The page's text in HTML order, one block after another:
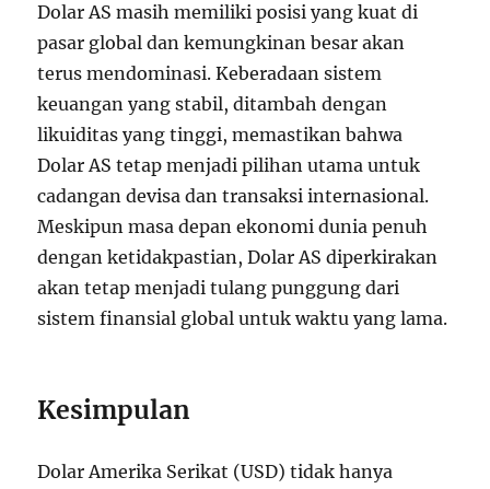
Dolar AS masih memiliki posisi yang kuat di
pasar global dan kemungkinan besar akan
terus mendominasi. Keberadaan sistem
keuangan yang stabil, ditambah dengan
likuiditas yang tinggi, memastikan bahwa
Dolar AS tetap menjadi pilihan utama untuk
cadangan devisa dan transaksi internasional.
Meskipun masa depan ekonomi dunia penuh
dengan ketidakpastian, Dolar AS diperkirakan
akan tetap menjadi tulang punggung dari
sistem finansial global untuk waktu yang lama.
Kesimpulan
Dolar Amerika Serikat (USD) tidak hanya